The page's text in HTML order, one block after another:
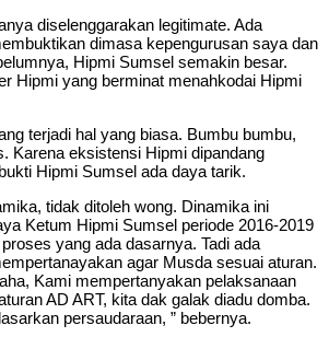
diselenggarakan legitimate. Ada
dimasa kepengurusan saya dan
Hipmi Sumsel semakin besar.
Hipmi yang berminat menahkodai Hipmi
terjadi hal yang biasa. Bumbu bumbu,
Karena eksistensi Hipmi dipandang
Hipmi Sumsel ada daya tarik.
tidak ditoleh wong. Dinamika ini
Ketum Hipmi Sumsel periode 2016-2019
yang ada dasarnya. Tadi ada
agar Musda sesuai aturan.
Kami mempertanyakan pelaksanaan
AD ART, kita dak galak diadu domba.
persaudaraan, ” bebernya.